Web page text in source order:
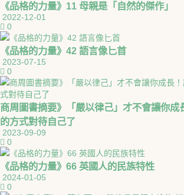
《品格的力量》11 母親是「自然的傑作」
2022-12-01
0
《品格的力量》42 語言像匕首
2023-07-15
0
商周圖書摘要》「嚴以律己」才不會讓你成
的方式對待自己了
2023-09-09
0
《品格的力量》66 英國人的民族特性
2024-01-05
0